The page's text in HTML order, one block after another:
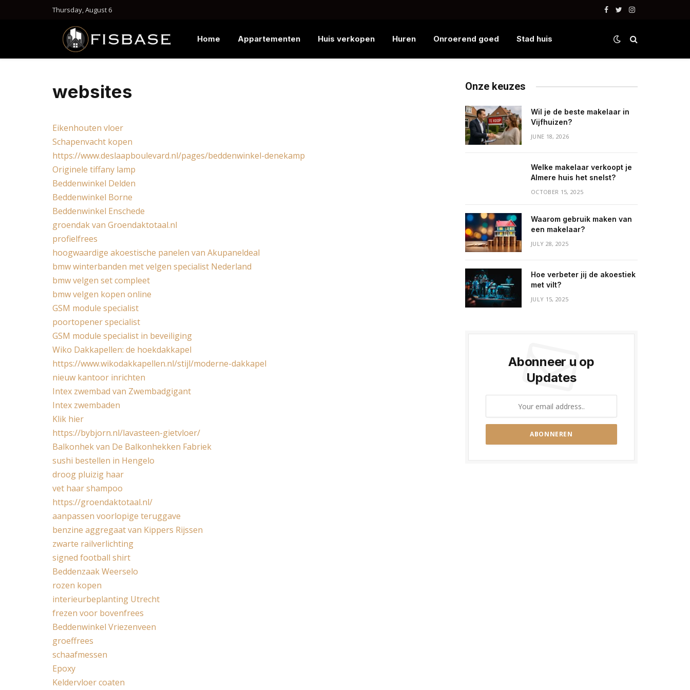
Thursday, August 6 Facebook
TwitterInstagram
Home Appartementen Huis verkopen Huren Onroerend goed Stad huis
websites
Eikenhouten vloer
Schapenvacht kopen
https://www.deslaapboulevard.nl/pages/beddenwinkel-denekamp
Originele tiffany lamp
Beddenwinkel Delden
Beddenwinkel Borne
Beddenwinkel Enschede
groendak van Groendaktotaal.nl
profielfrees
hoogwaardige akoestische panelen van Akupaneldeal
bmw winterbanden met velgen specialist Nederland
bmw velgen set compleet
bmw velgen kopen online
GSM module specialist
poortopener specialist
GSM module specialist in beveiliging
Wiko Dakkapellen: de hoekdakkapel
https://www.wikodakkapellen.nl/stijl/moderne-dakkapel
nieuw kantoor inrichten
Intex zwembad van Zwembadgigant
Intex zwembaden
Klik hier
https://bybjorn.nl/lavasteen-gietvloer/
Balkonhek van De Balkonhekken Fabriek
sushi bestellen in Hengelo
droog pluizig haar
vet haar shampoo
https://groendaktotaal.nl/
aanpassen voorlopige teruggave
benzine aggregaat van Kippers Rijssen
zwarte railverlichting
signed football shirt
Beddenzaak Weerselo
rozen kopen
interieurbeplanting Utrecht
frezen voor bovenfrees
Beddenwinkel Vriezenveen
groeffrees
schaafmessen
Epoxy
Keldervloer coaten
Onze keuzes
Wil je de beste makelaar in
Vijfhuizen?
JUNE 18, 2026
Welke makelaar verkoopt je
Almere huis het snelst?
OCTOBER 15, 2025
Waarom gebruik maken van
een makelaar?
JULY 28, 2025
Hoe verbeter jij de akoestiek
met vilt?
JULY 15, 2025
Abonneer u op
Updates